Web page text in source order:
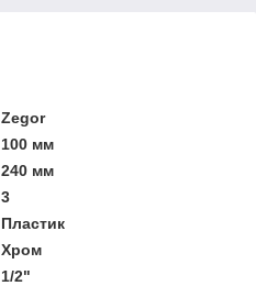
Zegor
100 мм
240 мм
3
Пластик
Хром
1/2"